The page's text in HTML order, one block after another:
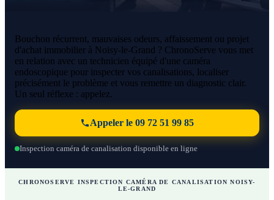
Bouchon récurrent, mauvaises odeurs, affaissement ou projet
d'achat immobilier à Noisy-le-Grand ? ChronoServe vous met
en relation avec un technicien équipé d'une caméra
endoscopique pour inspecter vos canalisations, localiser
précisément le problème et vous remettre un diagnostic clair.
Un seul réflexe : appelez.
Appeler le 09 72 51 99 85
Inspection caméra de canalisation disponible en ligne
CHRONOSERVE INSPECTION CAMÉRA DE CANALISATION NOISY-
LE-GRAND